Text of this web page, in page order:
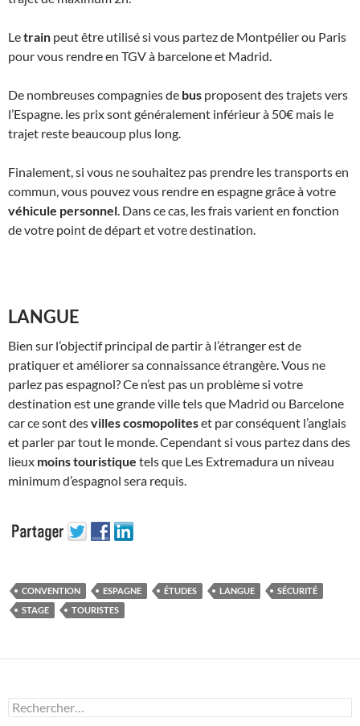
Letrain peut être utilisé si vous partez de Montpélier ou Paris
pour vous rendre en TGV à barcelone et Madrid.
De nombreuses compagnies de bus proposent des trajets vers
l’Espagne. les prix sont généralement inférieur à 50€ mais le
trajet reste beaucoup plus long.
Finalement, si vous ne souhaitez pas prendre les transports en
commun, vous pouvez vous rendre en espagne grâce à votre
véhicule personnel. Dans ce cas, les frais varient en fonction
de votre point de départ et votre destination.
LANGUE
Bien sur l’objectif principal de partir à l’étranger est de
pratiquer et améliorer sa connaissance étrangère. Vous ne
parlez pas espagnol? Ce n’est pas un problème si votre
destination est une grande ville tels que Madrid ou Barcelone
car ce sont desvilles cosmopoliteset par conséquent l’anglais
et parler par tout le monde. Cependant si vous partez dans des
lieux moins touristique tels que Les Extremadura un niveau
minimum d’espagnol sera requis.
CONVENTION ESPAGNE ÉTUDES LANGUE
SÉCURITÉ
STAGE
TOURISTES
Rechercher :